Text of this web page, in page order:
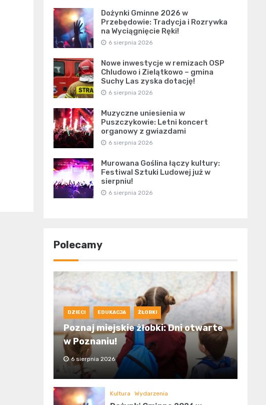
Dożynki Gminne 2026 w
Przebędowie: Tradycja i Rozrywka
na Wyciągnięcie Ręki!
6 sierpnia 2026
Nowe inwestycje w remizach OSP
Chludowo i Zielątkowo – gmina
Suchy Las zyska dotację!
6 sierpnia 2026
Muzyczne uniesienia w
Puszczykowie: Letni koncert
organowy z gwiazdami
6 sierpnia 2026
Murowana Goślina łączy kultury:
Festiwal Sztuki Ludowej już w
sierpniu!
6 sierpnia 2026
Polecamy
DZIECI EDUKACJA ŻŁOBKI
Poznaj miejskie żłobki: Dni otwarte
w Poznaniu!
6 sierpnia 2026
Kultura Wydarzenia